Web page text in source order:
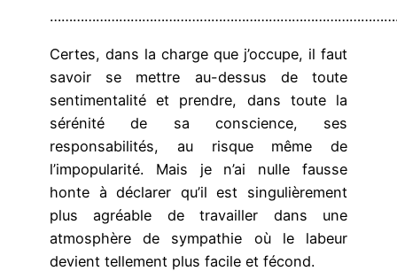
Certes, dans la charge que j’occupe, il faut
savoir se mettre au-dessus de toute
sentimentalité et prendre, dans toute la
sérénité de sa conscience, ses
responsabilités, au risque même de
l’impopularité. Mais je n’ai nulle fausse
honte à déclarer qu’il est singulièrement
plus agréable de travailler dans une
atmosphère de sympathie où le labeur
devient tellement plus facile et fécond.